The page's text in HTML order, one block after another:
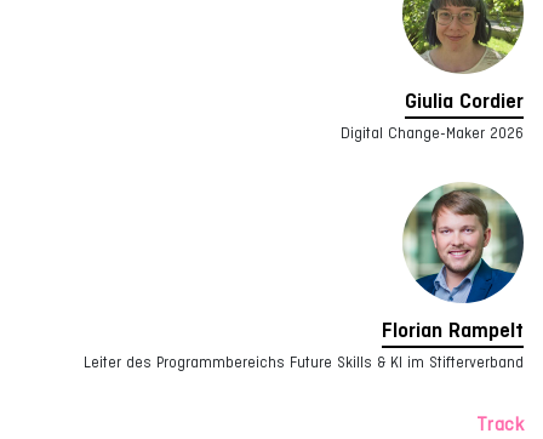
Giulia Cordier
Digital Change-Maker 2026
Florian Rampelt
Leiter des Programmbereichs Future Skills & KI im Stifterverband
Track